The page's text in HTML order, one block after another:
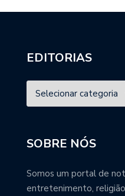
EDITORIAS
SOBRE NÓS
Somos um portal de
entretenimento,